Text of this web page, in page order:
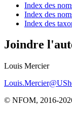
Index des
Index des
Index des
Joindre
Louis Mercier
© NFOM, 2016-